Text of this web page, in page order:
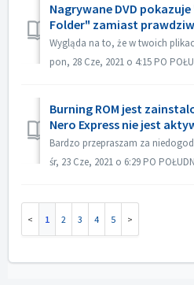
Nagrywane DVD
Folder" zamiast
pon, 28 Cze, 2021 o 4:15 PO
Burning ROM jest
Nero Express nie jest
śr, 23 Cze, 2021 o 6:29 PO
1 2 3 4 5